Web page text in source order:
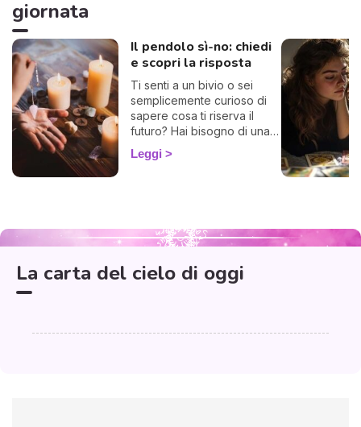
giornata
Il pendolo sì-no: chiedi
e scopri la risposta
Ti senti a un bivio o sei
semplicemente curioso di
sapere cosa ti riserva il
futuro? Hai bisogno di una
risposta chiara? Allora sei
nel posto giusto! Ti invito a
negative. Che tu sia alle
potrebbe illuminarti in modo
sorprendente.
Leggi
Gemini
Taurus
Aries
Pisces
Aquarius
Capricorn
Sagittarius
Scorpio
Libra
Virgo
Leo
Cancer
La carta del cielo di oggi